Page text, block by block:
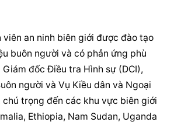
viên an ninh biên giới được đào tạo
buôn người và có phản ứng phù
đốc Điều tra Hình sự (DCI),
người và Vụ Kiều dân và Ngoại
trọng đến các khu vực biên giới
Ethiopia, Nam Sudan, Uganda